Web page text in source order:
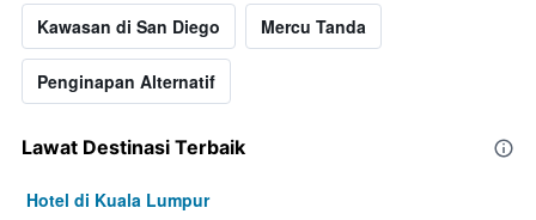
Kawasan di San Diego Mercu Tanda
Penginapan Alternatif
Lawat Destinasi Terbaik
Hotel di Kuala Lumpur